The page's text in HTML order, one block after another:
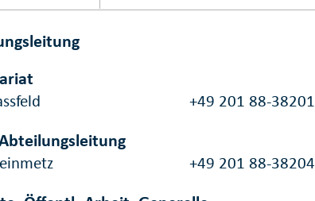
+49 201 88-38201
+49 201 88-38204